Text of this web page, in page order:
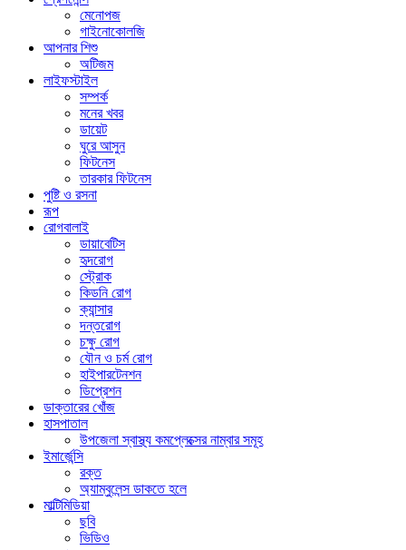
মেনোপজ
গাইনোকোলজি
আপনার শিশু
অটিজম
লাইফস্টাইল
সম্পর্ক
মনের খবর
ডায়েট
ঘুরে আসুন
ফিটনেস
তারকার ফিটনেস
পুষ্টি ও রসনা
রূপ
রোগবালাই
ডায়াবেটিস
হৃদরোগ
স্ট্রোক
কিডনি রোগ
ক্যান্সার
দন্তরোগ
চক্ষু রোগ
যৌন ও চর্ম রোগ
হাইপারটেনশন
ডিপ্রেশন
ডাক্তারের খোঁজ
হাসপাতাল
উপজেলা স্বাস্থ্য কমপ্লেক্সের নাম্বার সমূহ
ইমার্জেন্সি
রক্ত
অ্যাম্বুলেন্স ডাকতে হলে
মাল্টিমিডিয়া
ছবি
ভিডিও